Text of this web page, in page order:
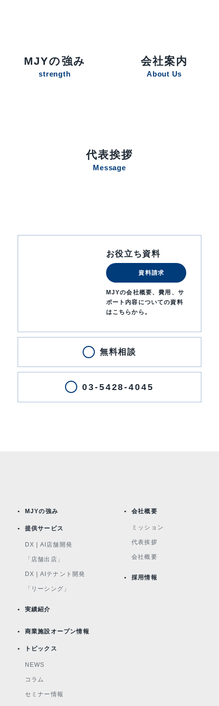
MJYの強み
strength
会社案内
About Us
代表挨拶
Message
お役立ち資料
資料請求
MJYの会社概要、費用、サ
ポート内容についての資料
はこちらから。
無料相談
03-5428-4045
MJYの強み
提供サービス
DX | AI店舗開発
「店舗出店」
DX | AIテナント開発
「リーシング」
実績紹介
会社概要
ミッション
代表挨拶
会社概要
採用情報
商業施設オープン情報
トピックス
NEWS
コラム
セミナー情報